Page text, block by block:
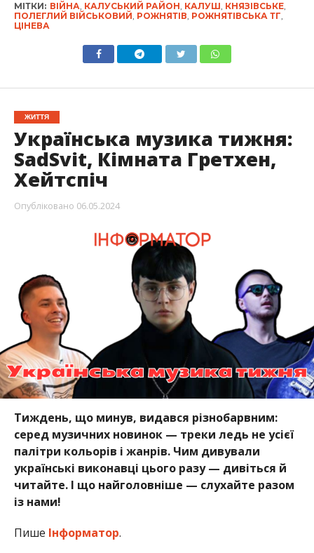
МІТКИ: ВІЙНА, КАЛУСЬКИЙ РАЙОН, КАЛУШ, КНЯЗІВСЬКЕ,
ПОЛЕГЛИЙ ВІЙСЬКОВИЙ, РОЖНЯТІВ, РОЖНЯТІВСЬКА ТГ,
ЦІНЕВА
ЖИТТЯ
Українська музика тижня:
SadSvit, Кімната Гретхен,
Хейтспіч
Опубліковано 06.05.2024
Тиждень, що минув, видався різнобарвним:
серед музичних новинок — треки ледь не усієї
палітри кольорів і жанрів. Чим дивували
українські виконавці цього разу — дивіться й
читайте. І що найголовніше — слухайте разом
із нами!
Пише Інформатор.